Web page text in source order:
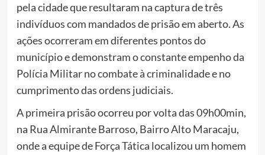
pela cidade que resultaram na captura de três
indivíduos com mandados de prisão em aberto. As
ações ocorreram em diferentes pontos do
município e demonstram o constante empenho da
Polícia Militar no combate à criminalidade e no
cumprimento das ordens judiciais.
A primeira prisão ocorreu por volta das 09h00min,
na Rua Almirante Barroso, Bairro Alto Maracaju,
onde a equipe de Força Tática localizou um homem